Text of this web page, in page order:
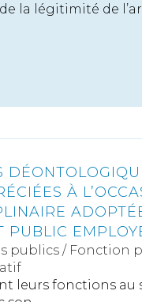
la légitimité de
À
PUBLIC
publics / Fonction
leurs fonctions au